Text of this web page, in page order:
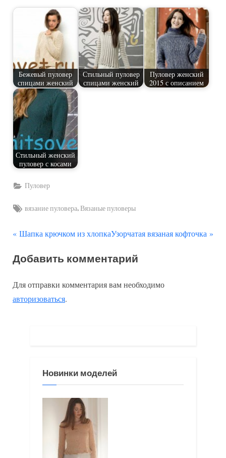
Бежевый пуловер
спицами женский
Стильный пуловер
спицами женский
Пуловер женский
2015 с описанием
Стильный женский
пуловер с косами
Пуловер
Tags:
вязание пуловера,Вязаные пуловеры
Навигация
по
записям
П
е
ы
д
Шапка крючком из хлопкаС
е
у
а
Узорчатая вязаная кофточка
Добавить комментарий
Для отправки комментария вам необходимо
авторизоваться.
Новинки моделей